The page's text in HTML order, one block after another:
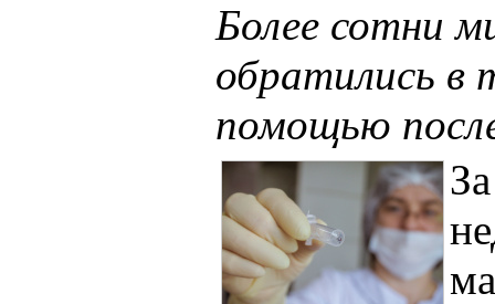
Более сотни
обратились
помощью